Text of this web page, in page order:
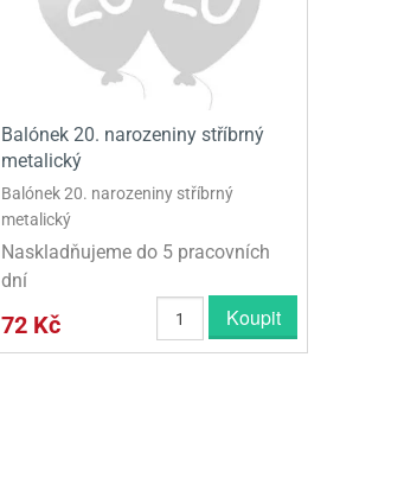
Balónek 20. narozeniny stříbrný
metalický
Balónek 20. narozeniny stříbrný
metalický
Naskladňujeme do 5 pracovních
dní
72 Kč Koupit